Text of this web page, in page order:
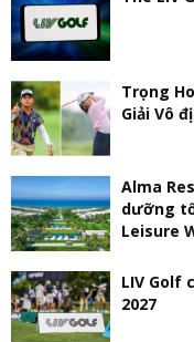
Trọng
Giải Vô
Alma
dưỡng
Leisure
LIV Golf
2027